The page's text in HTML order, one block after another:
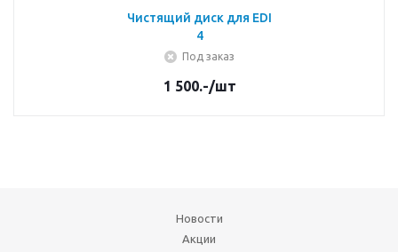
Чистящий диск для EDI
4
Под заказ
1 500.-/шт
Новости
Акции